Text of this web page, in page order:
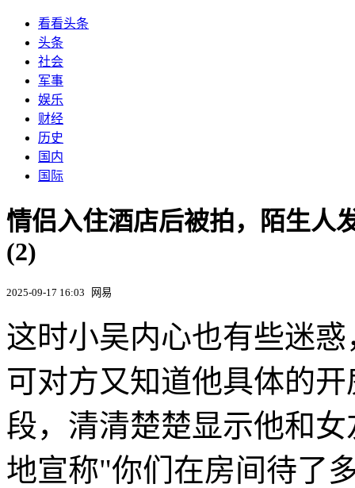
看看头条
头条
社会
军事
娱乐
财经
历史
国内
国际
情侣入住酒店后被拍，陌生人
(2)
2025-09-17 16:03 网易
这时小吴内心也有些迷
可对方又知道他具体的
段，清清楚楚显示他和
地宣称"你们在房间待了